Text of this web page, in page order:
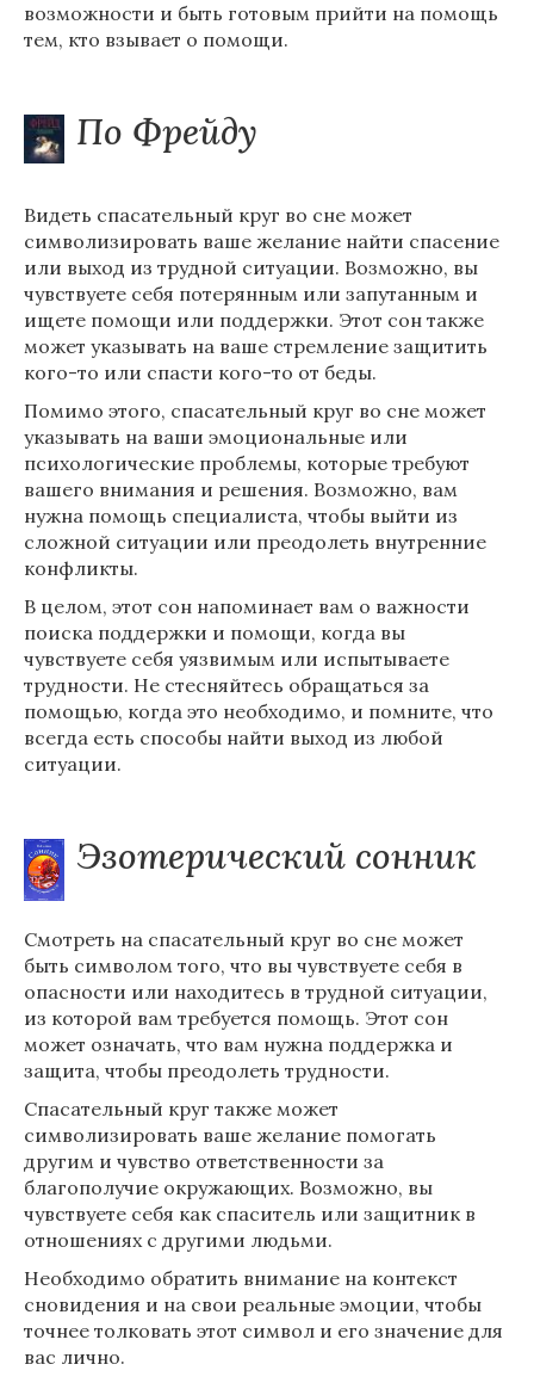
возможности и быть готовым прийти на помощь
тем, кто взывает о помощи.
По Фрейду
Видеть спасательный круг во сне может
символизировать ваше желание найти спасение
или выход из трудной ситуации. Возможно, вы
чувствуете себя потерянным или запутанным и
ищете помощи или поддержки. Этот сон также
может указывать на ваше стремление защитить
кого-то или спасти кого-то от беды.
Помимо этого, спасательный круг во сне может
указывать на ваши эмоциональные или
психологические проблемы, которые требуют
вашего внимания и решения. Возможно, вам
нужна помощь специалиста, чтобы выйти из
сложной ситуации или преодолеть внутренние
конфликты.
В целом, этот сон напоминает вам о важности
поиска поддержки и помощи, когда вы
чувствуете себя уязвимым или испытываете
трудности. Не стесняйтесь обращаться за
помощью, когда это необходимо, и помните, что
всегда есть способы найти выход из любой
ситуации.
Эзотерический сонник
Смотреть на спасательный круг во сне может
быть символом того, что вы чувствуете себя в
опасности или находитесь в трудной ситуации,
из которой вам требуется помощь. Этот сон
может означать, что вам нужна поддержка и
защита, чтобы преодолеть трудности.
Спасательный круг также может
символизировать ваше желание помогать
другим и чувство ответственности за
благополучие окружающих. Возможно, вы
чувствуете себя как спаситель или защитник в
отношениях с другими людьми.
Необходимо обратить внимание на контекст
сновидения и на свои реальные эмоции, чтобы
точнее толковать этот символ и его значение для
вас лично.